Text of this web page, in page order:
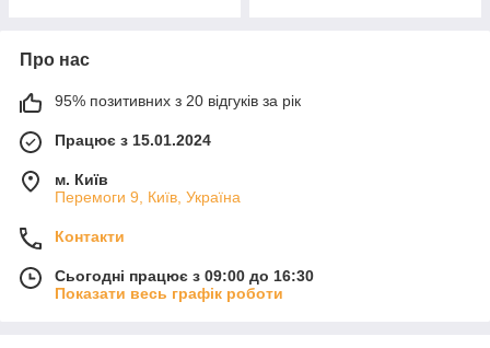
Про нас
95% позитивних з 20 відгуків за рік
Працює з 15.01.2024
м. Київ
Перемоги 9, Київ, Україна
Контакти
Сьогодні працює з 09:00 до 16:30
Показати весь графік роботи